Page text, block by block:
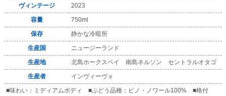
ヴィンテージ
2023
容量
750ml
保存
静かな冷暗所
生産国
ニュージーランド
生産地
北島ホークスベイ 南島ネルソン セントラルオタゴ
生産者
インヴィーヴォ
■味わい：ミディアムボディ ■ぶどう品種：ピノ・ノワール100% ■格付